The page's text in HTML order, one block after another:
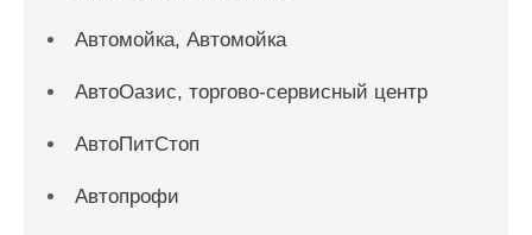
Автомойка, Автомойка
АвтоОазис, торгово-сервисный центр
АвтоПитСтоп
Автопрофи